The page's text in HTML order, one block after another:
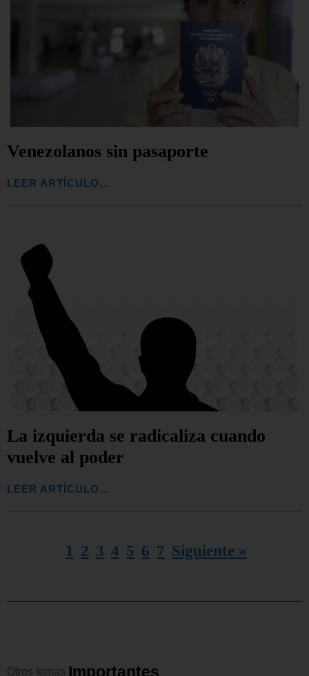
Venezolanos sin pasaporte
LEER ARTÍCULO...
La izquierda se radicaliza cuando
vuelve al poder
LEER ARTÍCULO...
1 2 3 4 5 6 7 Siguiente »
Otros temas Importantes